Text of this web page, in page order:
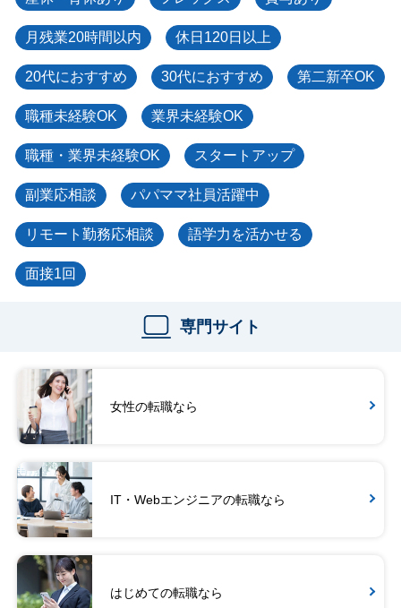
月残業20時間以内 休日120日以上
20代におすすめ 30代におすすめ 第二新卒OK
職種未経験OK 業界未経験OK
職種・業界未経験OK スタートアップ
副業応相談 パパママ社員活躍中
リモート勤務応相談 語学力を活かせる
面接1回
専門サイト
女性の転職なら
IT・Webエンジニアの転職なら
はじめての転職なら